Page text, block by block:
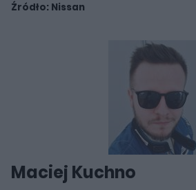
Źródło: Nissan
Maciej Kuchno